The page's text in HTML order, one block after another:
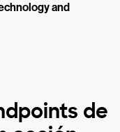
and
de